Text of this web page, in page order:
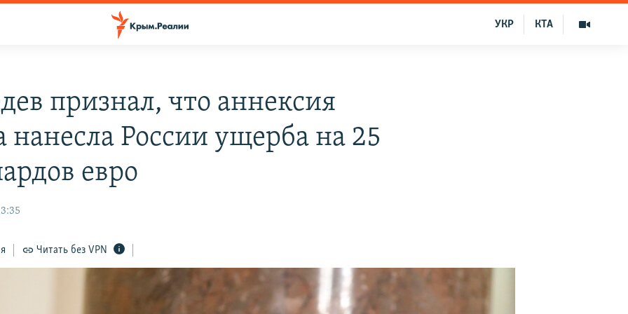
КТА
УКР
признал, что аннексия
России ущерба на 25
евро
Читать без VPN